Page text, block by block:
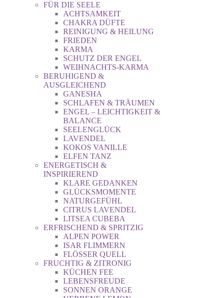
FÜR DIE SEELE
ACHTSAMKEIT
CHAKRA DÜFTE
REINIGUNG & HEILUNG
FRIEDEN
KARMA
SCHUTZ DER ENGEL
WEIHNACHTS-KARMA
BERUHIGEND &
AUSGLEICHEND
GANESHA
SCHLAFEN & TRÄUMEN
ENGEL – LEICHTIGKEIT &
BALANCE
SEELENGLÜCK
LAVENDEL
KOKOS VANILLE
ELFEN TANZ
ENERGETISCH &
INSPIRIEREND
KLARE GEDANKEN
GLÜCKSMOMENTE
NATURGEFÜHL
CITRUS LAVENDEL
LITSEA CUBEBA
ERFRISCHEND & SPRITZIG
ALPEN POWER
ISAR FLIMMERN
FLÖSSER QUELL
FRUCHTIG & ZITRONIG
KÜCHEN FEE
LEBENSFREUDE
SONNEN ORANGE